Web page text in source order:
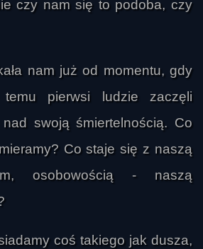
czy nam się to podoba, czy
nam już od momentu, gdy
pierwsi ludzie zaczęli
swoją śmiertelnością. Co
Co staje się z naszą
osobowością - naszą
coś takiego jak dusza,